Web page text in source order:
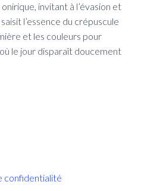
invitant à l’évasion et
l’essence du crépuscule
et les couleurs pour
le jour disparaît doucement
confidentialité